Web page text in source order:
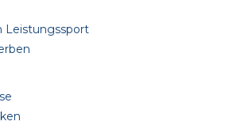
Leistungssport